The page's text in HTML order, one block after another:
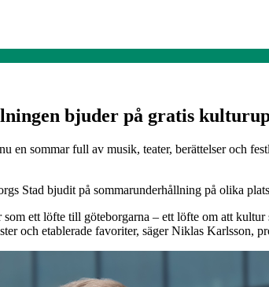
bjuder på gratis
en sommar full av musik, teater, berättelser och
Stad bjudit på sommarunderhållning på olika
ett löfte till göteborgarna – ett löfte om att
och etablerade favoriter, säger Niklas Karlsson,